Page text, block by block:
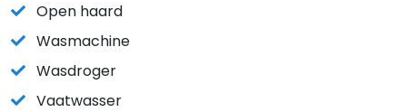
Open haard
Wasmachine
Wasdroger
Vaatwasser